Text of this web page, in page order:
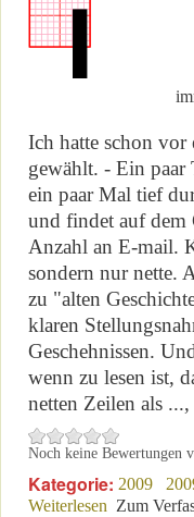
Ich hatte schon vor
gewählt. - Ein paar
ein paar Mal tief
und findet auf dem
Anzahl an E-mail.
sondern nur nette.
zu "alten
klaren
Geschehnissen.
wenn zu lesen ist,
netten Zeilen als ...,
Noch keine Bewertungen
Kategorie: 2009
Weiterlesen über Guten
Zum